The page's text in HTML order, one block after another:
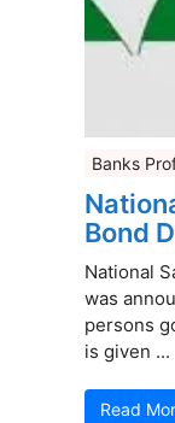
Banks
Bond
National
was
persons
is given ...
Read